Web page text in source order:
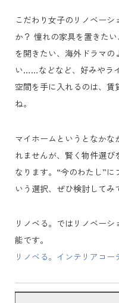
こだわり女子のリノベー
か？ 憧れの家具を置きた
を開きたい、海外ドラマの
い……などなど、好みやラ
空間を手に入れるのは、賃
ね。
マイホームというとなかな
れませんが、賢く物件選び
なります。“今のわたし”に
いう選択、ぜひ検討してみ
リノベる。ではリノベー
能です。
リノベる。インテリアコ